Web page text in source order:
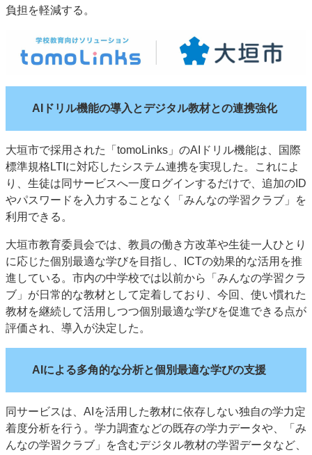
JAPAN PACK 2023 特集
案内
会社案内
購読・購入申し込み
サイトポリシー
お問い合わせ
負担を軽減する。
AIドリル機能の導入とデジタル教材との連携強化
大垣市で採用された「tomoLinks」のAIドリル機能は、国際
標準規格LTIに対応したシステム連携を実現した。これによ
り、生徒は同サービスへ一度ログインするだけで、追加のID
やパスワードを入力することなく「みんなの学習クラブ」を
利用できる。
大垣市教育委員会では、教員の働き方改革や生徒一人ひとり
に応じた個別最適な学びを目指し、ICTの効果的な活用を推
進している。市内の中学校では以前から「みんなの学習クラ
ブ」が日常的な教材として定着しており、今回、使い慣れた
教材を継続して活用しつつ個別最適な学びを促進できる点が
評価され、導入が決定した。
AIによる多角的な分析と個別最適な学びの支援
同サービスは、AIを活用した教材に依存しない独自の学力定
着度分析を行う。学力調査などの既存の学力データや、「み
んなの学習クラブ」を含むデジタル教材の学習データなど、